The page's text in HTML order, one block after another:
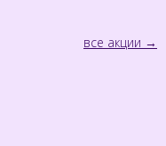
все акции